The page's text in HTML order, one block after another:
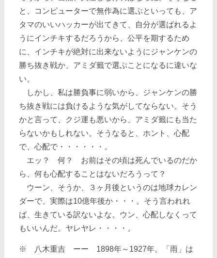
と、コンピューターで無作為に選ぶといっても、ア
タマのいいハッカーが出てきて、自分が選ばれるよ
うにインチキするだろうから、公平を期するため
に、インチキが絶対に出来ないようにジャンケンの
勝ち抜き戦か、アミダ籤で選ぶことになるに違いな
い。
しかし、私は勝負事に弱いから、ジャンケンの勝
ち抜き戦には負けるような気がしてならない。そう
かと言って、クジ運も悪いから、アミダ籤にも当た
らないかもしれない。そうなると、ホント、心配
で、心配で・・・・・・。
エッ？ 何？ お前はその頃は死んでいるのだか
ら、何も心配することはないだろうって？
ウーン、そうか、３ヶ月後というのは地球カレン
ダーで、実際は10億年後か・・・。そう言われれ
ば、生きている訳ないよな。ウン、心配しなくって
もいいんだ。ヤレヤレ・・・・。
※ 八木重吉 ーー 1898年～1927年。「雨」は